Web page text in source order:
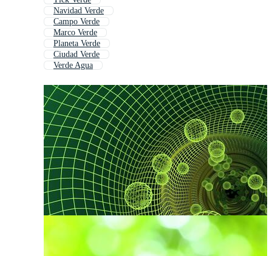
Navidad Verde
Campo Verde
Marco Verde
Planeta Verde
Ciudad Verde
Verde Agua